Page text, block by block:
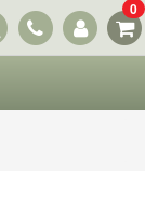
Наши
контакты
0